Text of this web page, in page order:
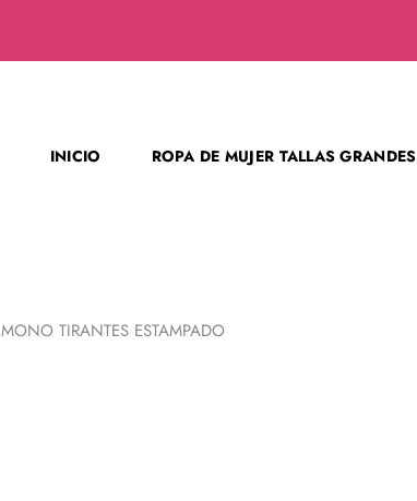
INICIO ROPA DE MUJER TALLAS GRANDES
MONO TIRANTES ESTAMPADO